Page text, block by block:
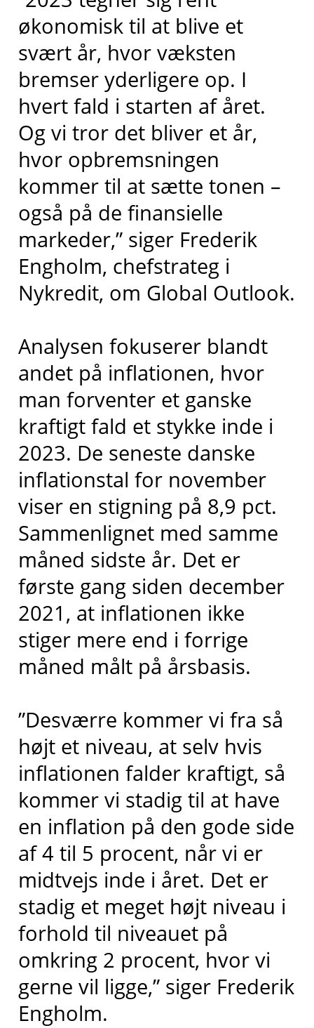
økonomisk til at blive et
svært år, hvor væksten
bremser yderligere op. I
hvert fald i starten af året.
Og vi tror det bliver et år,
hvor opbremsningen
kommer til at sætte tonen –
også på de finansielle
markeder,” siger Frederik
Engholm, chefstrateg i
Nykredit, om Global Outlook.
Analysen fokuserer blandt
andet på inflationen, hvor
man forventer et ganske
kraftigt fald et stykke inde i
2023. De seneste danske
inflationstal for november
viser en stigning på 8,9 pct.
Sammenlignet med samme
måned sidste år. Det er
første gang siden december
2021, at inflationen ikke
stiger mere end i forrige
måned målt på årsbasis.
”Desværre kommer vi fra så
højt et niveau, at selv hvis
inflationen falder kraftigt, så
kommer vi stadig til at have
en inflation på den gode side
af 4 til 5 procent, når vi er
midtvejs inde i året. Det er
stadig et meget højt niveau i
forhold til niveauet på
omkring 2 procent, hvor vi
gerne vil ligge,” siger Frederik
Engholm.